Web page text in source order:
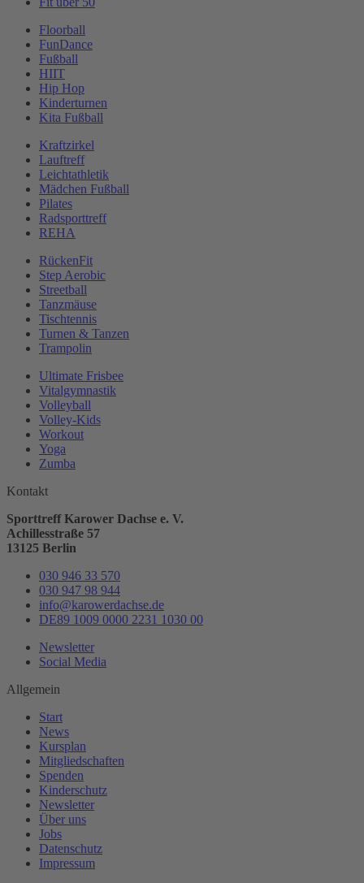
Floorball
FunDance
Fußball
HIIT
Hip Hop
Kinderturnen
Kita Fußball
Kraftzirkel
Lauftreff
Leichtathletik
Mädchen Fußball
Pilates
Radsporttreff
REHA
RückenFit
Step Aerobic
Streetball
Tanzmäuse
Tischtennis
Turnen & Tanzen
Trampolin
Ultimate Frisbee
Vitalgymnastik
Volleyball
Volley-Kids
Workout
Yoga
Zumba
Kontakt
Sporttreff Karower Dachse e. V.
Achillesstraße 57
13125 Berlin
030 946 33 570
030 947 98 944
info@karowerdachse.de
DE89 1009 0000 2231 1030 00
Newsletter
Social Media
Allgemein
Start
News
Kursplan
Mitgliedschaften
Spenden
Kinderschutz
Newsletter
Über uns
Jobs
Datenschutz
Impressum